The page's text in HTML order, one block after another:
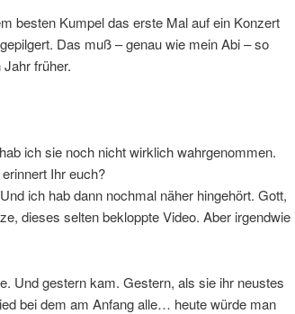
besten Kumpel das erste Mal auf ein Konzert
Das muß – genau wie mein Abi – so
früher.
ich sie noch nicht wirklich wahrgenommen.
Ihr euch?
ich hab dann nochmal näher hingehört. Gott,
dieses selten bekloppte Video. Aber irgendwie
Und gestern kam. Gestern, als sie ihr neustes
bei dem am Anfang alle… heute würde man